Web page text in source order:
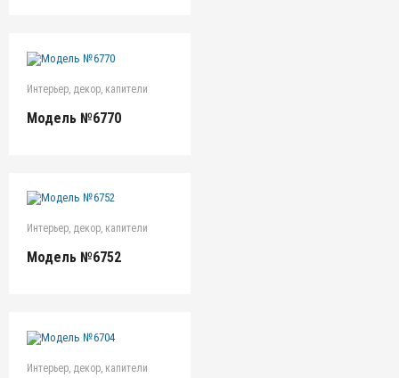
Интерьер, декор, капители
Модель №6770
Интерьер, декор, капители
Модель №6752
Интерьер, декор, капители